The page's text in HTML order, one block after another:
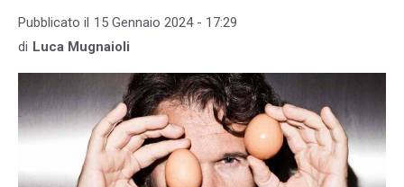
Pubblicato il 15 Gennaio 2024 - 17:29
di Luca Mugnaioli